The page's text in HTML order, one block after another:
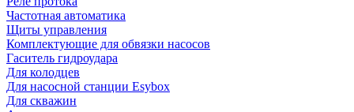
Частотная автоматика
Щиты управления
Комплектующие для обвязки насосов
Гаситель гидроудара
Для колодцев
Для насосной станции Esybox
Для скважин